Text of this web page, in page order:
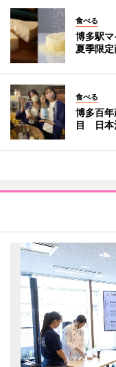
食べる
博多駅
夏季限定
食べる
博多百
目 日本